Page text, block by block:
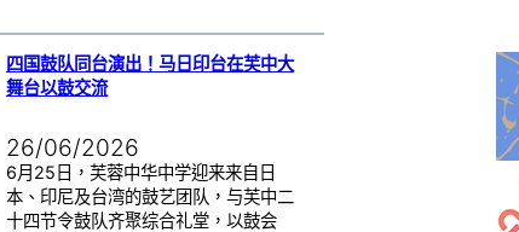
赛
金
！
四国鼓队同台演出！马日印台在芙中大
舞台以鼓交流
26/06/2026
6月25日，芙蓉中华中学迎来来自日
本、印尼及台湾的鼓艺团队，与芙中二
十四节令鼓队齐聚综合礼堂，以鼓会